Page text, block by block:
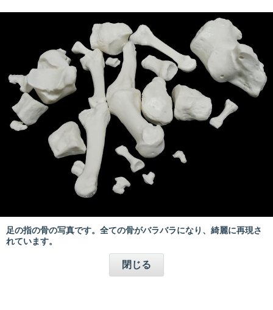
足の指の骨の写真です。全ての骨がバラバラになり、綺麗に再現さ
れています。
閉じる